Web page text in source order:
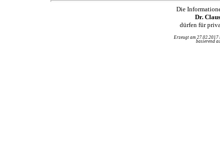
Die
Dr.
dürfen für
Erzeugt am
basierend